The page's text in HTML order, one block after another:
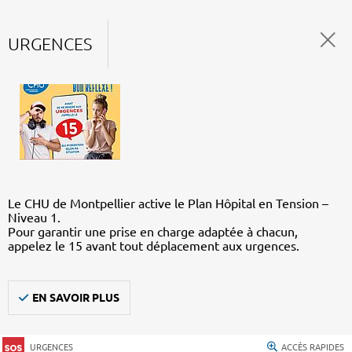
URGENCES
Le CHU de Montpellier active le Plan Hôpital en Tension –
Niveau 1.
Pour garantir une prise en charge adaptée à chacun,
appelez le 15 avant tout déplacement aux urgences.
EN SAVOIR PLUS
URGENCES ACCÈS RAPIDES